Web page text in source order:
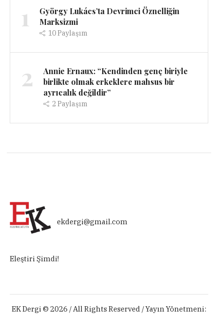
1
György Lukács’ta Devrimci Öznelliğin
Marksizmi
10Paylaşım
2
Annie Ernaux: “Kendinden genç biriyle
birlikte olmak erkeklere mahsus bir
ayrıcalık değildir”
2 Paylaşım
ekdergi@gmail.com
Eleştiri Şimdi!
EK Dergi © 2026 / All Rights Reserved / Yayın Yönetmeni: